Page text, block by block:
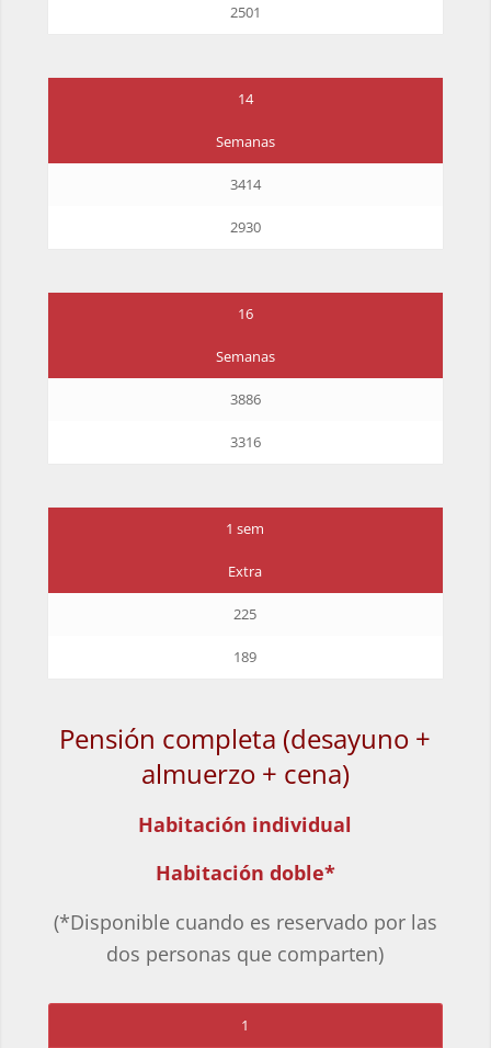
2501
14
Semanas
3414
2930
16
Semanas
3886
3316
1 sem
Extra
225
189
Pensión completa (desayuno +
almuerzo + cena)
Habitación individual
Habitación doble*
(*Disponible cuando es reservado por las
dos personas que comparten)
1